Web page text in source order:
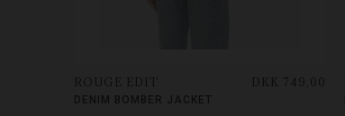
ROUGE EDIT
DENIM BOMBER JACKET
DKK 749,00